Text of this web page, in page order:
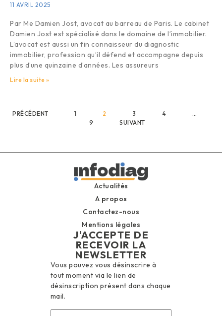
11 AVRIL 2025
Par Me Damien Jost, avocat au barreau de Paris. Le cabinet
Damien Jost est spécialisé dans le domaine de l’immobilier.
L’avocat est aussi un fin connaisseur du diagnostic
immobilier, profession qu’il défend et accompagne depuis
plus d’une quinzaine d’années. Les assureurs
Lire la suite »
PRÉCÉDENT 1 2 3 4
…
9
SUIVANT
Actualités
A propos
Contactez-nous
Mentions légales
J'ACCEPTE DE
RECEVOIR LA
NEWSLETTER
Vous pouvez vous désinscrire à
tout moment via le lien de
désinscription présent dans chaque
mail.